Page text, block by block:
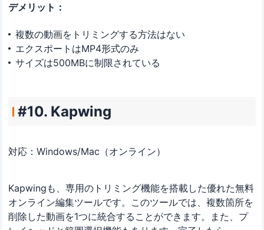
デメリット：
複数の動画をトリミングする方法はない
エクスポートはMP4形式のみ
サイズは500MBに制限されている
#10. Kapwing
対応：Windows/Mac（オンライン）
Kapwingも、専用のトリミング機能を搭載した優れた無料
オンライン編集ツールです。このツールでは、複数箇所を
削除した動画を1つに統合することができます。また、プ